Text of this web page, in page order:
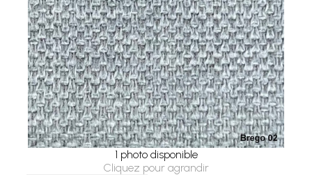
1 photo disponible
Cliquez pour agrandir